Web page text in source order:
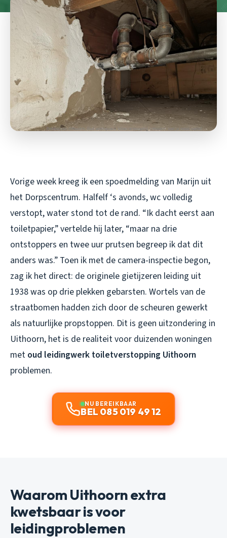
Vorige week kreeg ik een spoedmelding van Marijn uit
het Dorpscentrum. Halfelf ‘s avonds, wc volledig
verstopt, water stond tot de rand. “Ik dacht eerst aan
toiletpapier,” vertelde hij later, “maar na drie
ontstoppers en twee uur prutsen begreep ik dat dit
anders was.” Toen ik met de camera-inspectie begon,
zag ik het direct: de originele gietijzeren leiding uit
1938 was op drie plekken gebarsten. Wortels van de
straatbomen hadden zich door de scheuren gewerkt
als natuurlijke propstoppen. Dit is geen uitzondering in
Uithoorn, het is de realiteit voor duizenden woningen
met oud leidingwerk toiletverstopping Uithoorn
problemen.
NU BEREIKBAAR
BEL 085 019 49 12
Waarom Uithoorn extra
kwetsbaar is voor
leidingproblemen